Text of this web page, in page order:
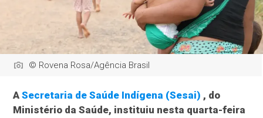
© Rovena Rosa/Agência Brasil
ASecretaria de Saúde Indígena (Sesai) , do
Ministério da Saúde, instituiu nesta quarta-feira